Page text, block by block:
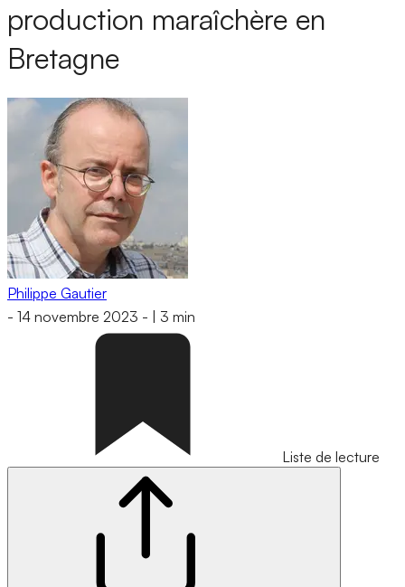
production maraîchère en
Bretagne
Philippe Gautier
- 14 novembre 2023 - 3 min
Liste de lecture